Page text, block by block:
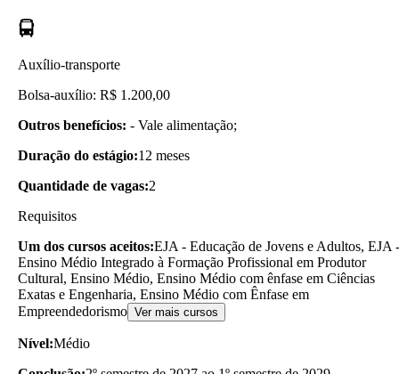
Auxílio-transporte
Bolsa-auxílio: R$ 1.200,00
Outros benefícios: - Vale alimentação;
Duração do estágio:12 meses
Quantidade de vagas:2
Requisitos
Um dos cursos aceitos:EJA - Educação de Jovens e Adultos, EJA -
Ensino Médio Integrado à Formação Profissional em Produtor
Cultural, Ensino Médio, Ensino Médio com ênfase em Ciências
Exatas e Engenharia, Ensino Médio com Ênfase em
Empreendedorismo Ver mais cursos
Nível:Médio